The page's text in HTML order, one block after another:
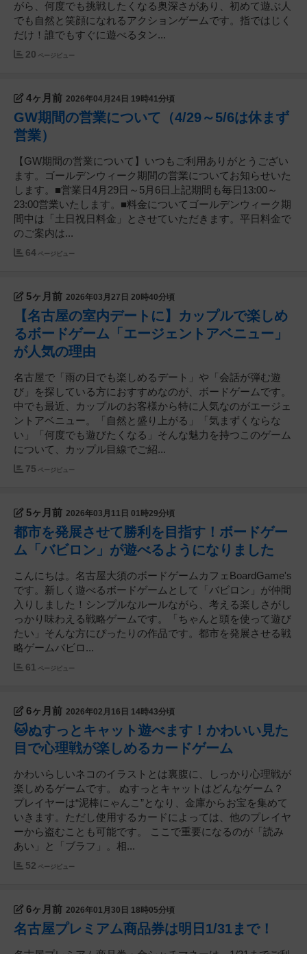
がら、何度でも挑戦したくなる奥深さがあり、初めて遊ぶ人
でも自然と笑顔になれるアクションゲームです。指ではじく
だけ！誰でもすぐに遊べるタン...
20 ページビュー
4ヶ月前 2026年04月24日 19時41分頃
GW期間の営業について（4/29～5/6は休まず
営業）
【GW期間の営業について】いつもご利用ありがとうござい
ます。ゴールデンウィーク期間の営業についてお知らせいた
します。■営業日4月29日～5月6日上記期間も毎日13:00～
23:00営業いたします。■料金についてゴールデンウィーク期
間中は「土日祝日料金」とさせていただきます。平日料金で
のご案内は...
64 ページビュー
5ヶ月前 2026年03月27日 20時40分頃
【名古屋の室内デートに】カップルで楽しめ
るボードゲーム「エージェントアベニュー」
が人気の理由
名古屋で「雨の日でも楽しめるデート」や「会話が弾む遊
び」を探している方におすすめなのが、ボードゲームです。
中でも最近、カップルのお客様から特に人気なのがエージェ
ントアベニュー。「自然と盛り上がる」「気まずくならな
い」「何度でも遊びたくなる」そんな魅力を持つこのゲーム
について、カップル目線でご紹...
75 ページビュー
5ヶ月前 2026年03月11日 01時29分頃
都市を発展させて勝利を目指す！ボードゲー
ム「バビロン」が遊べるようになりました
こんにちは。名古屋大須のボードゲームカフェBoardGame's
です。新しく遊べるボードゲームとして「バビロン」が仲間
入りしました！シンプルなルールながら、考える楽しさがし
っかり味わえる戦略ゲームです。「ちゃんと頭を使って遊び
たい」そんな方にぴったりの作品です。都市を発展させる戦
略ゲームバビロ...
61 ページビュー
6ヶ月前 2026年02月16日 14時43分頃
🐱ぬすっとキャット遊べます！かわいい見た
目で心理戦が楽しめるカードゲーム
かわいらしいネコのイラストとは裏腹に、しっかり心理戦が
楽しめるゲームです。 ぬすっとキャットはどんなゲーム？
プレイヤーは“泥棒にゃんこ”となり、金庫からお宝を集めて
いきます。ただし使用するカードによっては、他のプレイヤ
ーから盗むことも可能です。 ここで重要になるのが「読み
あい」と「ブラフ」。相...
52 ページビュー
6ヶ月前 2026年01月30日 18時05分頃
名古屋プレミアム商品券は明日1/31まで！